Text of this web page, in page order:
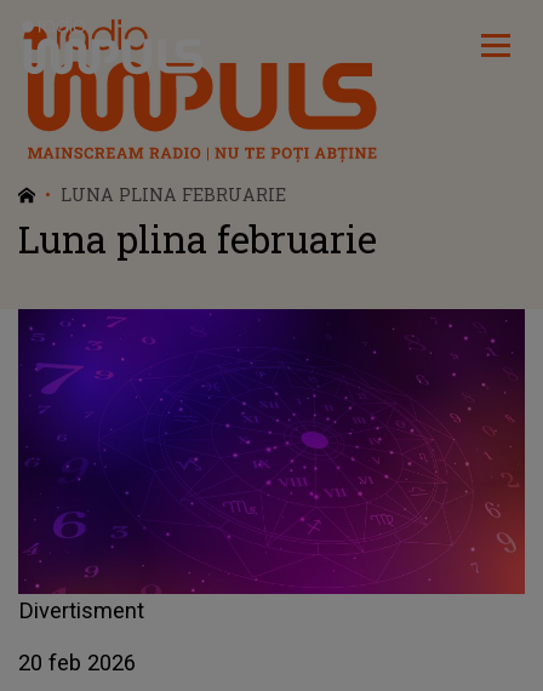
Radio Impuls
LUNA PLINA FEBRUARIE
Luna plina februarie
Divertisment
20 feb 2026